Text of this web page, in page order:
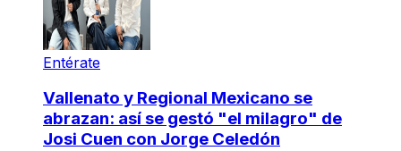
Entérate
Vallenato y Regional Mexicano se
abrazan: así se gestó "el milagro" de
Josi Cuen con Jorge Celedón